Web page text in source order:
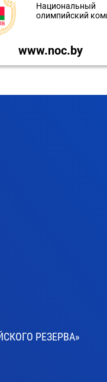
Национальный
олимпийский
www.noc.by
РЕЗЕРВА»